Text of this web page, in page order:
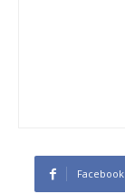
Facebook